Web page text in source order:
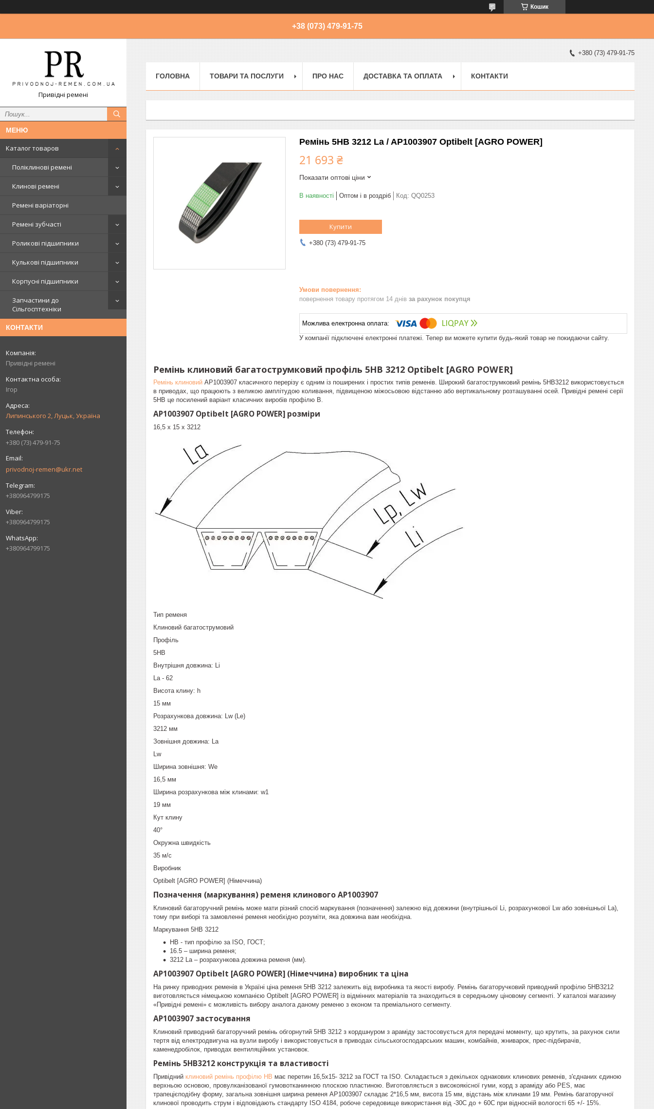
Кошик
+38 (073) 479-91-75
Привідні ремені
Каталог товаров
Поліклинові ремені
Клинові ремені
Ремені варіаторні
Ремені зубчасті
Роликові підшипники
Кулькові підшипники
Корпусні підшипники
Запчастини до
Сільгосптехніки
КОНТАКТИ
Привідні ремені
Ігор
Липинського 2, Луцьк, Україна
+380 (73) 479-91-75
privodnoj-remen@ukr.net
+380964799175
+380964799175
+380964799175
+380 (73) 479-91-75
ГОЛОВНА ТОВАРИ ТА ПОСЛУГИ ПРО НАС ДОСТАВКА ТА ОПЛАТА КОНТАКТИ
Ремінь 5HB 3212 La / AP1003907 Optibelt [AGRO POWER]
21 693 ₴
Показати оптові ціни
В наявності Оптом і в роздріб Код: QQ0253
Купити
+380 (73) 479-91-75
повернення товару протягом 14 днів за рахунок покупця
У компанії підключені електронні платежі. Тепер ви можете купити будь-який товар не покидаючи сайту.
Ремінь клиновий багатострумковий профіль 5HB 3212 Optibelt [AGRO POWER]
Ремінь клиновий AP1003907 класичного перерізу є одним із поширених і простих типів ременів. Широкий багатострумковий ремінь 5HB3212 використовується
в приводах, що працюють з великою амплітудою коливання, підвищеною міжосьовою відстанню або вертикальному розташуванні осей. Привідні ремені серії
5HB це посилений варіант класичних виробів профілю B.
AP1003907 Optibelt [AGRO POWER] розміри
16,5 х 15 х 3212
Тип ременя
Клиновий багатострумовий
Профіль
5HB
Внутрішня довжина: Li
La - 62
Висота клину: h
15 мм
Розрахункова довжина: Lw (Le)
3212 мм
Зовнішня довжина: La
Lw
Ширина зовнішня: We
16,5 мм
Ширина розрахункова між клинами: w1
19 мм
Кут клину
40°
Окружна швидкість
35 м/с
Виробник
Optibelt [AGRO POWER] (Німеччина)
Позначення (маркування) ременя клинового AP1003907
Клиновий багаторучний ремінь може мати різний спосіб маркування (позначення) залежно від довжини (внутрішньої Li, розрахункової Lw або зовнішньої La),
тому при виборі та замовленні ременя необхідно розуміти, яка довжина вам необхідна.
Маркування 5HB 3212
HB - тип профілю за ISO, ГОСТ;
16.5 – ширина ременя;
3212 La – розрахункова довжина ременя (мм).
AP1003907 Optibelt [AGRO POWER] (Німеччина) виробник та ціна
На ринку приводних ременів в Україні ціна ременя 5HB 3212 залежить від виробника та якості виробу. Ремінь багаторучковий приводний профілю 5HB3212
виготовляється німецькою компанією Optibelt [AGRO POWER] із відмінних матеріалів та знаходиться в середньому ціновому сегменті. У каталозі магазину
«Привідні ремені» є можливість вибору аналога даному ременю з економ та преміального сегменту.
AP1003907 застосування
Клиновий приводний багаторучний ремінь обгорнутий 5HB 3212 з кордшнуром з араміду застосовується для передачі моменту, що крутить, за рахунок сили
тертя від електродвигуна на вузли виробу і використовується в приводах сільськогосподарських машин, комбайнів, жниварок, прес-підбирачів,
каменедробілок, приводах вентиляційних установок.
Ремінь 5HB3212 конструкція та властивості
Привідний клиновий ремінь профілю HB має перетин 16,5х15- 3212 за ГОСТ та ISO. Складається з декількох однакових клинових ременів, з'єднаних єдиною
верхньою основою, провулканізованої гумовотканинною плоскою пластиною. Виготовляється з високоякісної гуми, корд з араміду або PES, має
трапецієподібну форму, загальна зовнішня ширина ременя AP1003907 складає 2*16,5 мм, висота 15 мм, відстань між клинами 19 мм. Ремінь багаторучної
клинової проводить струм і відповідають стандарту ISO 4184, робоче середовище використання від -30С до + 60С при відносній вологості 65 +/- 15%.